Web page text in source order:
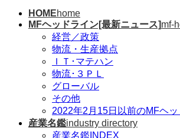
HOMEhome
MFヘッドライン[最新ニュース]mf-
経営／政策
物流・生産拠点
ＩＴ･マテハン
物流･３ＰＬ
グローバル
その他
2022年2月15日以前のMFヘ
産業名鑑industry directory
産業名鑑INDEX